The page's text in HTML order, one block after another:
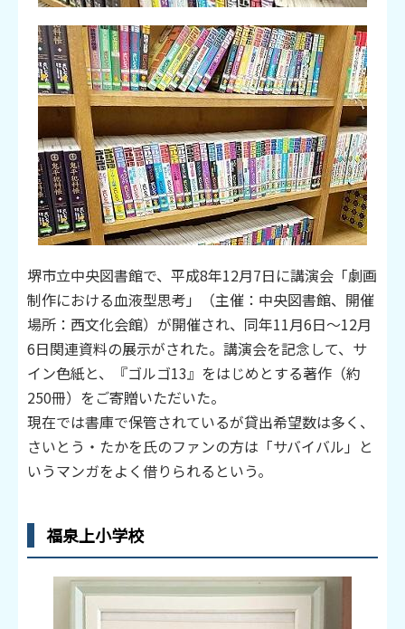
堺市立中央図書館で、平成8年12月7日に講演会「劇画
制作における血液型思考」（主催：中央図書館、開催
場所：西文化会館）が開催され、同年11月6日～12月
6日関連資料の展示がされた。講演会を記念して、サ
イン色紙と、『ゴルゴ13』をはじめとする著作（約
250冊）をご寄贈いただいた。
現在では書庫で保管されているが貸出希望数は多く、
さいとう・たかを氏のファンの方は「サバイバル」と
いうマンガをよく借りられるという。
福泉上小学校